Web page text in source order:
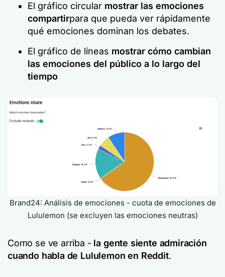
El gráfico circular mostrar las emociones
compartirpara que pueda ver rápidamente
qué emociones dominan los debates.
El gráfico de líneas mostrar cómo cambian
las emociones del público a lo largo del
tiempo
Brand24: Análisis de emociones - cuota de emociones de
Lululemon (se excluyen las emociones neutras)
Como se ve arriba - la gente siente admiración
cuando habla de Lululemon en Reddit.